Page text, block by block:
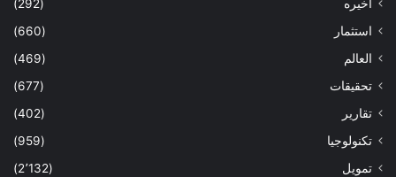
اخيره
(292)
استثمار
(660)
العالم
(469)
تحقيقات
(677)
تقارير
(402)
تكنولوجيا
(959)
تمويل
(2٬132)